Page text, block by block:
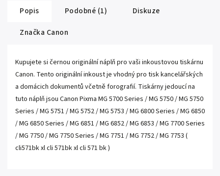
Popis Podobné (1)
Diskuze
Značka Canon
Kupujete si černou originální náplň pro vaši inkoustovou tiskárnu
Canon. Tento originální inkoust je vhodný pro tisk kancelářských
a domácich dokumentů včetně forografií. Tiskárny jedoucí na
tuto náplň jsou Canon Pixma MG 5700 Series / MG 5750 / MG 5750
Series / MG 5751 / MG 5752 / MG 5753 / MG 6800 Series / MG 6850
/ MG 6850 Series / MG 6851 / MG 6852 / MG 6853 / MG 7700 Series
/ MG 7750 / MG 7750 Series / MG 7751 / MG 7752 / MG 7753 (
cli571bk xl cli 571bk xl cli 571 bk )